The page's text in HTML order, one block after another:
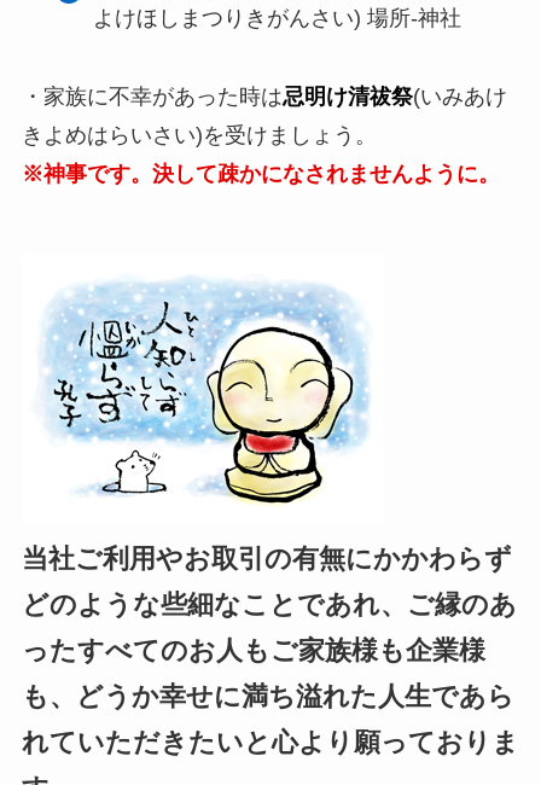
よけほしまつりきがんさい) 場所-神社
・家族に不幸があった時は忌明け清祓祭(いみあけ
きよめはらいさい)を受けましょう。
※神事です。決して疎かになされませんように。
当社ご利用やお取引の有無にかかわらず
どのような些細なことであれ、ご縁のあ
ったすべてのお人もご家族様も企業様
も、どうか幸せに満ち溢れた人生であら
れていただきたいと心より願っておりま